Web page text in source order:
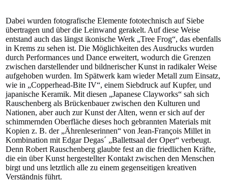
Dabei wurden fotografische Elemente fototechnisch auf Siebe
übertragen und über die Leinwand gerakelt. Auf diese Weise
entstand auch das längst ikonische Werk „Tree Frog“, das ebenfalls
in Krems zu sehen ist. Die Möglichkeiten des Ausdrucks wurden
durch Performances und Dance erweitert, wodurch die Grenzen
zwischen darstellender und bildnerischer Kunst in radikaler Weise
aufgehoben wurden. Im Spätwerk kam wieder Metall zum Einsatz,
wie in „Copperhead-Bite IV“, einem Siebdruck auf Kupfer, und
japanische Keramik. Mit diesen „Japanese Clayworks“ sah sich
Rauschenberg als Brückenbauer zwischen den Kulturen und
Nationen, aber auch zur Kunst der Alten, wenn er sich auf der
schimmernden Oberfläche dieses hoch gebrannten Materials mit
Kopien z. B. der „Ährenleserinnen“ von Jean-François Millet in
Kombination mit Edgar Degas´ „Ballettsaal der Oper“ verbeugt.
Denn Robert Rauschenberg glaubte fest an die friedlichen Kräfte,
die ein über Kunst hergestellter Kontakt zwischen den Menschen
birgt und uns letztlich alle zu einem gegenseitigen kreativen
Verständnis führt.